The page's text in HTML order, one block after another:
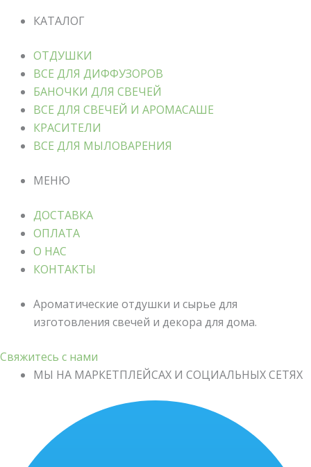
КАТАЛОГ
ОТДУШКИ
ВСЕ ДЛЯ ДИФФУЗОРОВ
БАНОЧКИ ДЛЯ СВЕЧЕЙ
ВСЕ ДЛЯ СВЕЧЕЙ И АРОМАСАШЕ
КРАСИТЕЛИ
ВСЕ ДЛЯ МЫЛОВАРЕНИЯ
МЕНЮ
ДОСТАВКА
ОПЛАТА
О НАС
КОНТАКТЫ
Ароматические отдушки и сырье для
изготовления свечей и декора для дома.
Свяжитесь с нами
МЫ НА МАРКЕТПЛЕЙСАХ И СОЦИАЛЬНЫХ СЕТЯХ